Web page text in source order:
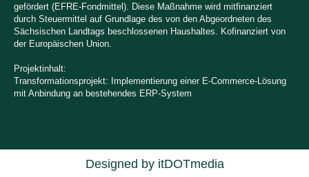
gefördert (EFRE-Fondmittel). Diese Maßnahme wird mitfinanziert
durch Steuermittel auf Grundlage des von den Abgeordneten des
Sächsischen Landtags beschlossenen Haushaltes. Kofinanziert von
der Europäischen Union.
Projektinhalt:
Transformationsprojekt: Implementierung einer E-Commerce-Lösung
mit Anbindung an bestehendes ERP-System
Designed by itDOTmedia